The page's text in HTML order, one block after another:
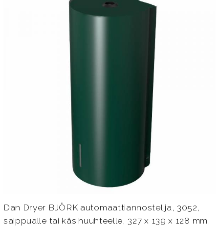
Dan Dryer BJÖRK automaattiannostelija, 3052,
saippualle tai käsihuuhteelle, 327 x 139 x 128 mm,